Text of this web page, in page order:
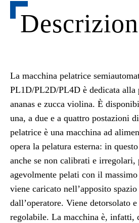
La macchina pelatrice
PL1D/PL2D/PL4D è dedicata alla
ananas e zucca violina. È
una, a due e a quattro postazioni
pelatrice è una macchina ad
opera la pelatura esterna: in
anche se non calibrati e irregolari,
agevolmente pelati con il
viene caricato nell’apposito
dall’operatore. Viene detorsolato
regolabile. La macchina è, infatti,